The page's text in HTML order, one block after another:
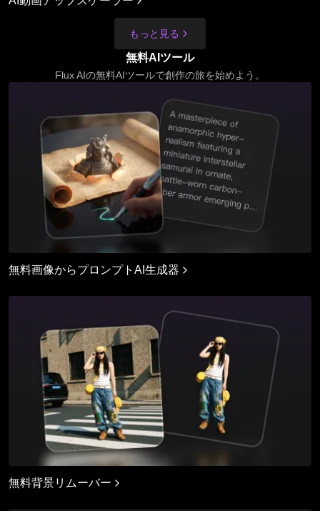
もっと見る
無料AIツール
Flux AIの無料AIツールで創作の旅を始めよう。
無料画像からプロンプトAI生成器
無料背景リムーバー